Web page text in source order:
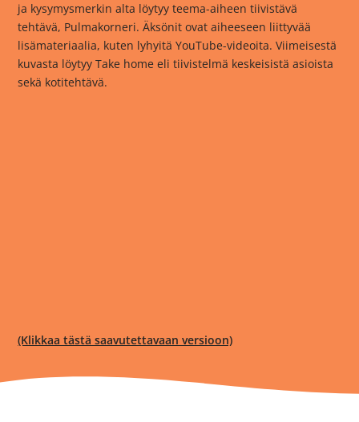
ja kysymysmerkin alta löytyy teema-aiheen tiivistävä
tehtävä, Pulmakorneri. Äksönit ovat aiheeseen liittyvää
lisämateriaalia, kuten lyhyitä YouTube-videoita. Viimeisestä
kuvasta löytyy Take home eli tiivistelmä keskeisistä asioista
sekä kotitehtävä.
(Klikkaa tästä saavutettavaan versioon)